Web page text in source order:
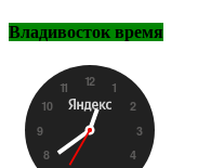
Владивосток время